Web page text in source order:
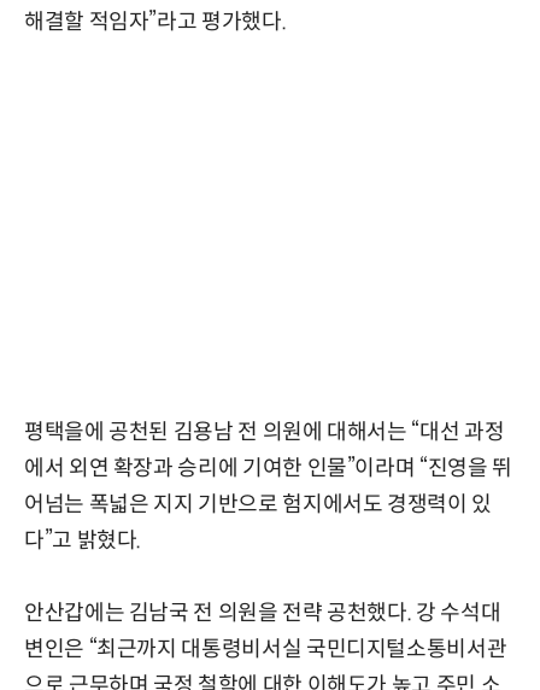
해결할 적임자”라고 평가했다.
평택을에 공천된 김용남 전 의원에 대해서는 “대선 과정
에서 외연 확장과 승리에 기여한 인물”이라며 “진영을 뛰
어넘는 폭넓은 지지 기반으로 험지에서도 경쟁력이 있
다”고 밝혔다.
안산갑에는 김남국 전 의원을 전략 공천했다. 강 수석대
변인은 “최근까지 대통령비서실 국민디지털소통비서관